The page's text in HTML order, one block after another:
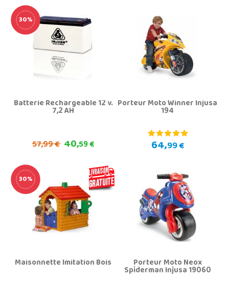
30%
Batterie Rechargeable 12 v.
7,2 AH
57,99 € 40,59 €
Porteur Moto Winner Injusa
194
64,99 €
30%
Maisonnette Imitation Bois Porteur Moto Neox
Spiderman Injusa 19060